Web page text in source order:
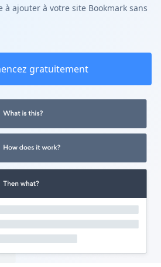
à ajouter à votre site Bookmark sans
gratuitement